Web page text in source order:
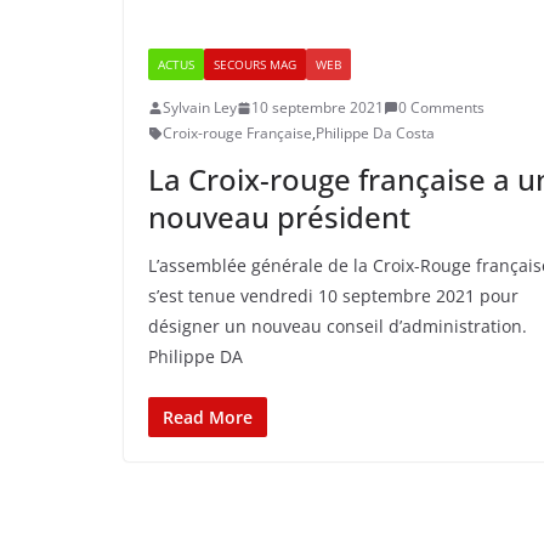
ACTUS SECOURS MAG WEB
Sylvain Ley 10 septembre 2021
0 Comments
Croix-rouge Française,Philippe Da Costa
La Croix-rouge française a
nouveau président
L’assemblée générale de la Croix-Rouge
s’est tenue vendredi 10 septembre 2021 pour
désigner un nouveau conseil d’administration.
Philippe DA
Read More